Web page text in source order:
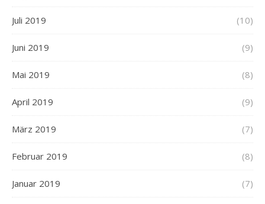
Juli 2019 (10)
Juni 2019 (9)
Mai 2019 (8)
April 2019 (9)
März 2019 (7)
Februar 2019 (8)
Januar 2019 (7)